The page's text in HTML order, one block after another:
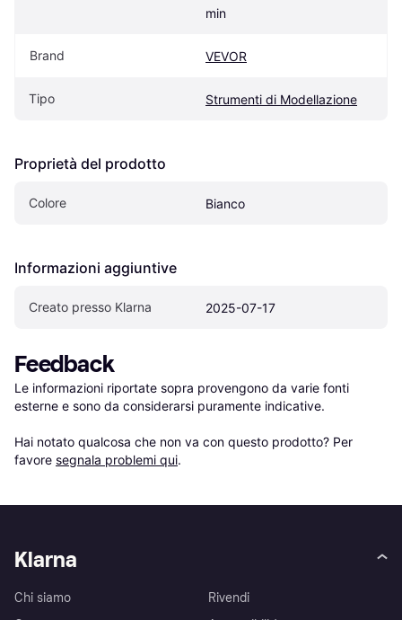
min
Brand VEVOR
Tipo Strumenti di Modellazione
Proprietà del prodotto
Colore Bianco
Informazioni aggiuntive
Creato presso Klarna 2025-07-17
Feedback
Le informazioni riportate sopra provengono da varie fonti
esterne e sono da considerarsi puramente indicative.
Hai notato qualcosa che non va con questo prodotto? Per
favore segnala problemi qui.
Klarna
Chi siamo
Rivendi